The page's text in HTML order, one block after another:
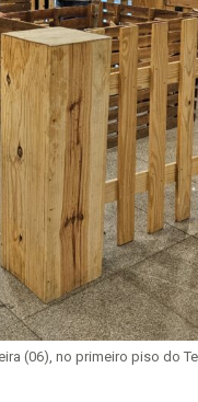
(06), no primeiro piso do